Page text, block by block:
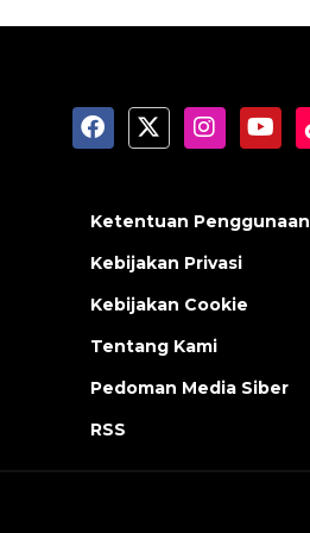
Ketentuan Penggunaan
Kebijakan Privasi
Kebijakan Cookie
Tentang Kami
Pedoman Media Siber
RSS